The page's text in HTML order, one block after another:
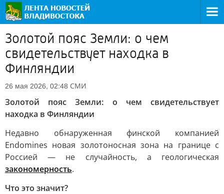
Золотой пояс Земли: о чем
свидетельствует находка в
Финляндии
26 мая 2026, 02:48 СМИ
Золотой пояс Земли: о чем свидетельствует
находка в Финляндии
Недавно обнаруженная финской компанией
Endomines новая золотоносная зона на границе с
Россией — не случайность, а геологическая
закономерность.
Что это значит?